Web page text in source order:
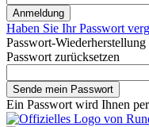
Haben Sie Ihr Passwort
Passwort-Wiederherstellung
Passwort zurücksetzen
Ein Passwort wird Ihnen